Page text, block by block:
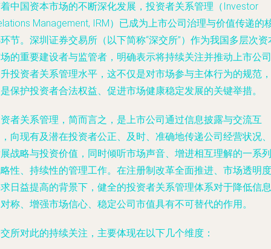
中国资本市场的不断深化发展，投资者关系管理（Investor
Management, IRM）已成为上市公司治理与价值传递的
节。深圳证券交易所（以下简称“深交所”）作为我国多层次资
的重要建设者与监管者，明确表示将持续关注并推动上市公司
投资者关系管理水平，这不仅是对市场参与主体行为的规范，
保护投资者合法权益、促进市场健康稳定发展的关键举措。
者关系管理，简而言之，是上市公司通过信息披露与交流互
向现有及潜在投资者公正、及时、准确地传递公司经营状况、
战略与投资价值，同时倾听市场声音、增进相互理解的一系列
性、持续性的管理工作。在注册制改革全面推进、市场透明度
日益提高的背景下，健全的投资者关系管理体系对于降低信息
称、增强市场信心、稳定公司市值具有不可替代的作用。
所对此的持续关注，主要体现在以下几个维度：